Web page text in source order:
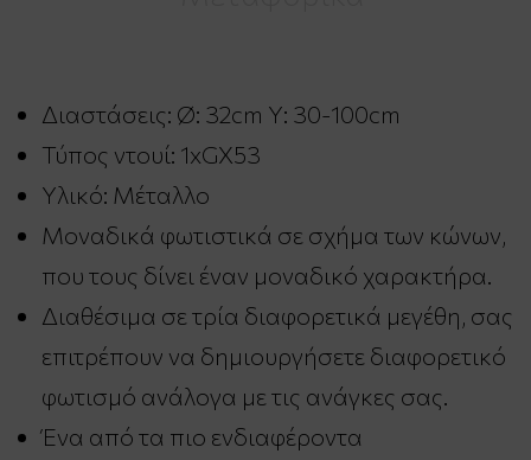
Διαστάσεις: Ø: 32cm Υ: 30-100cm
Τύπος ντουί: 1xGX53
Υλικό: Μέταλλο
Μοναδικά φωτιστικά σε σχήμα των κώνων,
που τους δίνει έναν μοναδικό χαρακτήρα.
Διαθέσιμα σε τρία διαφορετικά μεγέθη, σας
επιτρέπουν να δημιουργήσετε διαφορετικό
φωτισμό ανάλογα με τις ανάγκες σας.
Ένα από τα πιο ενδιαφέροντα